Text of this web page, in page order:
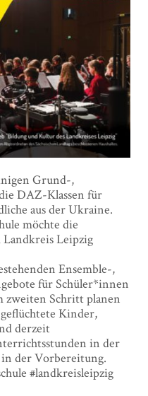
Grund-,
DAZ-Klassen für
aus der Ukraine.
möchte die
Leipzig
Ensemble-,
für Schüler*innen
Schritt planen
Kinder,
derzeit
in der
der Vorbereitung.
#landkreisleipzig